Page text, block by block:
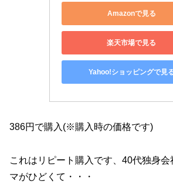
Amazonで見る
楽天市場で見る
Yahoo!ショッピングで見
386円で購入(※購入時の価格です)
これはリピート購入です、40代独身会
マがひどくて・・・